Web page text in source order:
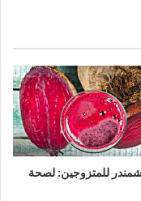
للمتزوجين: لصحة